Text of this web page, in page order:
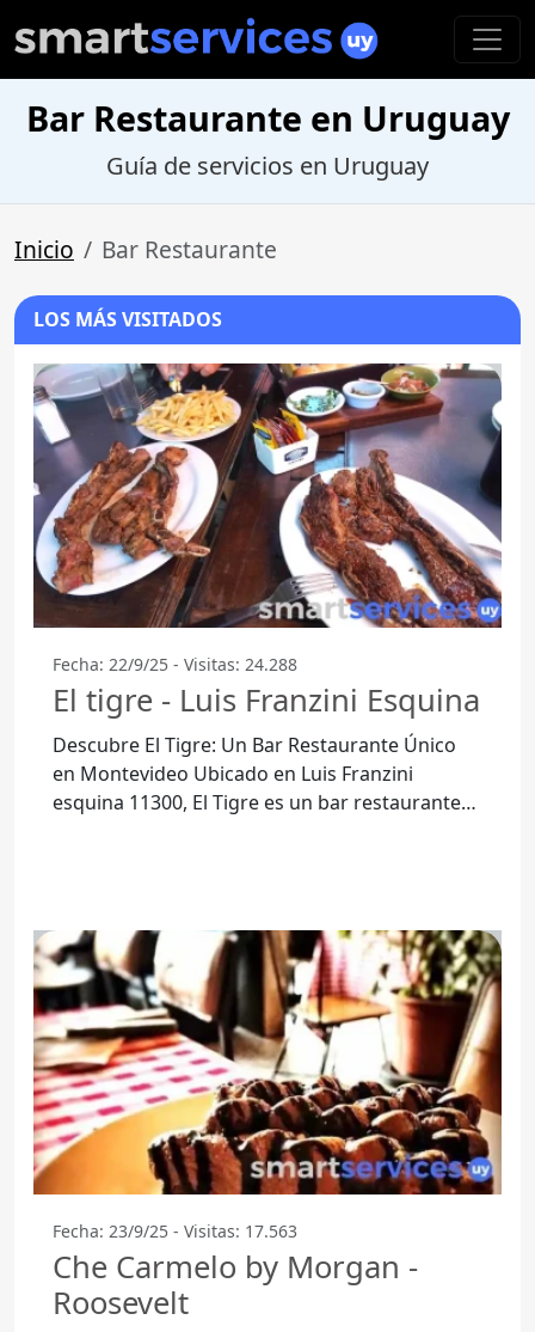
Bar Restaurante en Uruguay
Guía de servicios en Uruguay
Inicio Bar Restaurante
LOS MÁS VISITADOS
Fecha: 22/9/25 - Visitas: 24.288
El tigre - Luis Franzini Esquina
Descubre El Tigre: Un Bar Restaurante Único
en Montevideo Ubicado en Luis Franzini
esquina 11300, El Tigre es un bar restaurante
Fecha: 23/9/25 - Visitas: 17.563
Che Carmelo by Morgan -
Roosevelt